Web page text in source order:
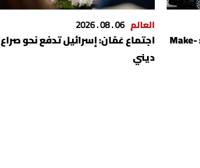
آليات التحقق في محادثات روما: Make-
العالم 06 . 08 . 2026
اجتماع عَمّان: إسرائيل تدفع نحو صراع
ديني